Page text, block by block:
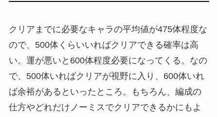
クリアまでに必要なキャラの平均値が475体程度な
ので、500体くらいいればクリアできる確率は高
い。運が悪いと600体程度必要になってくる。なの
で、500体いればクリアが視野に入り、600体いれ
ば余裕があるといったところ。もちろん、編成の
仕方やどれだけノーミスでクリアできるかにもよ